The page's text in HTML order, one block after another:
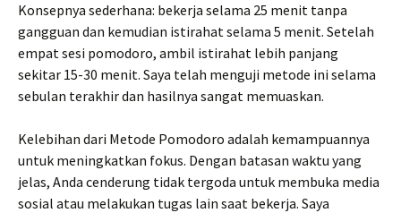
Konsepnya sederhana: bekerja selama 25 menit tanpa
gangguan dan kemudian istirahat selama 5 menit. Setelah
empat sesi pomodoro, ambil istirahat lebih panjang
sekitar 15-30 menit. Saya telah menguji metode ini selama
sebulan terakhir dan hasilnya sangat memuaskan.
Kelebihan dari Metode Pomodoro adalah kemampuannya
untuk meningkatkan fokus. Dengan batasan waktu yang
jelas, Anda cenderung tidak tergoda untuk membuka media
sosial atau melakukan tugas lain saat bekerja. Saya